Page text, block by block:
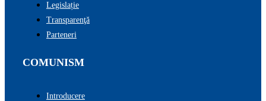
Legislație
Transparenţă
Parteneri
COMUNISM
Introducere